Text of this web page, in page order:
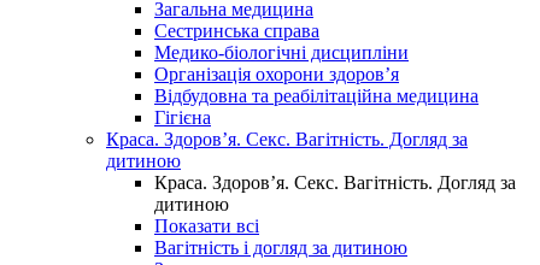
Загальна медицина
Сестринська справа
Медико-біологічні дисципліни
Організація охорони здоров’я
Відбудовна та реабілітаційна медицина
Гігієна
Краса. Здоров’я. Секс. Вагітність. Догляд за
дитиною
Краса. Здоров’я. Секс. Вагітність. Догляд за
дитиною
Показати всі
Вагітність і догляд за дитиною